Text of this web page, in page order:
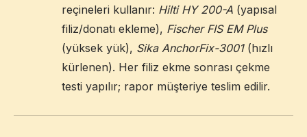
reçineleri kullanır: Hilti HY 200-A (yapısal
filiz/donatı ekleme), Fischer FIS EM Plus
(yüksek yük), Sika AnchorFix-3001(hızlı
kürlenen). Her filiz ekme sonrası çekme
testi yapılır; rapor müşteriye teslim edilir.